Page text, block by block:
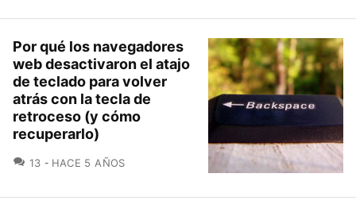
Por qué los navegadores
web desactivaron el atajo
de teclado para volver
atrás con la tecla de
retroceso (y cómo
recuperarlo)
13 COMENTARIOS
HACE 5 AÑOS